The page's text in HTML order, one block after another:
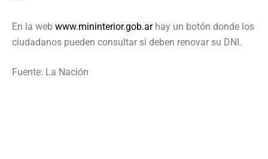
En la web www.mininterior.gob.arhay un botón donde los
ciudadanos pueden consultar si deben renovar su DNI.
Fuente: La Nación